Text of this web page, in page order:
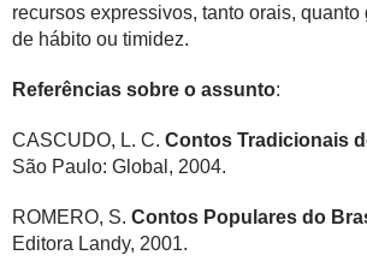
recursos expressivos, tanto orais, quanto
de hábito ou timidez.
Referências sobre o assunto:
CASCUDO, L. C. Contos Tradicionais
São Paulo: Global, 2004.
ROMERO, S. Contos Populares do
Editora Landy, 2001.